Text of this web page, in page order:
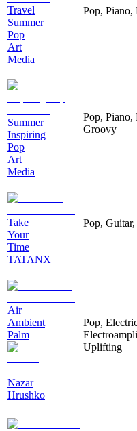
Travel
Summer
Pop
Art
Media
Pop, Piano,
Summer
Inspiring
Pop
Art
Media
Pop, Piano,
Groovy
Take
Your
Time
TATANX
Pop,
Air
Ambient
Palm
Nazar
Hrushko
Pop,
Uplifting